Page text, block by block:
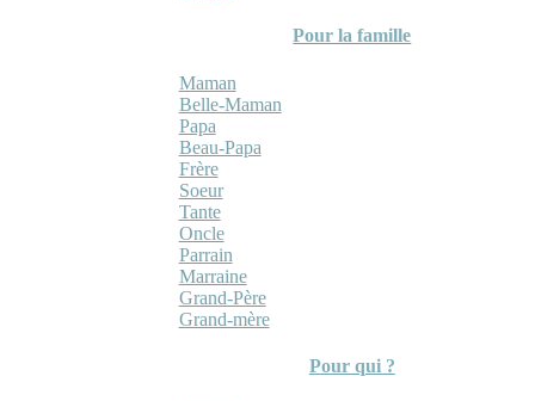
Pour la famille
Maman
Belle-Maman
Papa
Beau-Papa
Frère
Soeur
Tante
Oncle
Parrain
Marraine
Grand-Père
Grand-mère
Pour qui ?